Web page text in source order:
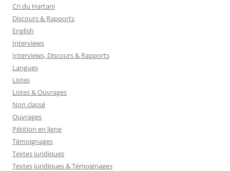
Cri du Hartani
Discours & Rapports
English
Interviews
Interviews, Discours & Rapports
Langues
Listes
Listes & Ouvrages
Non classé
Ouvrages
Pétition en ligne
Témoignages
Textes juridiques
Textes juridiques & Témoignages